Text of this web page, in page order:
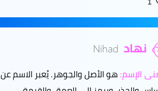
نهاد Nihad
الإسم:هو الأصل والجوهر. يُعبر الاسم عن